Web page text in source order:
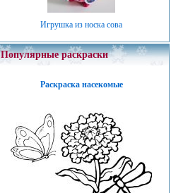
Игрушка из носка сова
Популярные раскраски
Раскраска насекомые